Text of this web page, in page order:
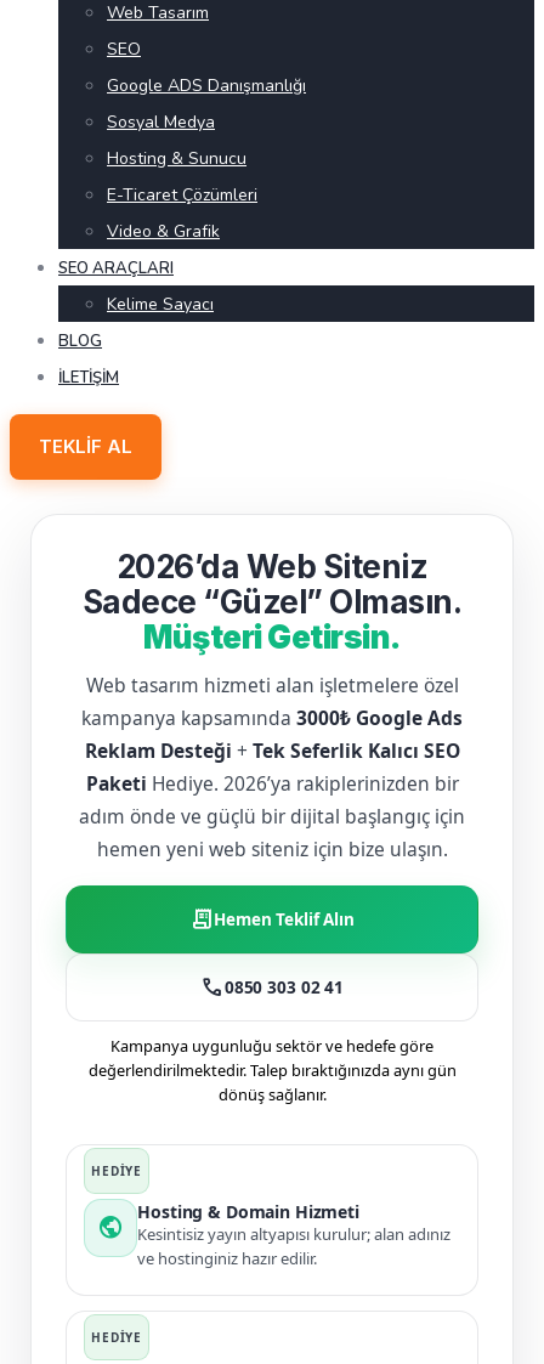
Web Tasarım
SEO
Google ADS Danışmanlığı
Sosyal Medya
Hosting & Sunucu
E-Ticaret Çözümleri
Video & Grafik
SEO ARAÇLARI
Kelime Sayacı
BLOG
İLETIŞIM
TEKLIF AL
2026’da Web Siteniz
Sadece “Güzel” Olmasın.
Müşteri Getirsin.
Web tasarım hizmeti alan işletmelere özel
kampanya kapsamında 3000₺ Google Ads
Reklam Desteği + Tek Seferlik Kalıcı SEO
Paketi Hediye. 2026’ya rakiplerinizden bir
adım önde ve güçlü bir dijital başlangıç için
hemen yeni web siteniz için bize ulaşın.
receipt_longHemen Teklif Alın
call0850 303 02 41
Kampanya uygunluğu sektör ve hedefe göre
değerlendirilmektedir. Talep bıraktığınızda aynı gün
dönüş sağlanır.
public
Hosting & Domain Hizmeti
Kesintisiz yayın altyapısı kurulur; alan adınız
ve hostinginiz hazır edilir.